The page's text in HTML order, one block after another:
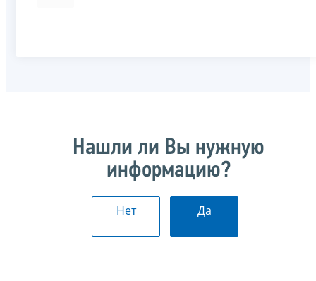
Нашли ли Вы нужную
информацию?
Нет Да